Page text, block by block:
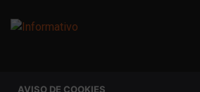
AVISO DE COOKIES